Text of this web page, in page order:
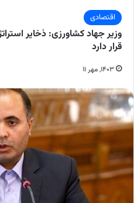
اقتصادی
وزیر جهاد کشاورزی: ذخایر
قرار دارد
۱۴۰۳, مهر ۱۱